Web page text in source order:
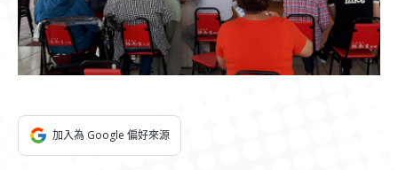
加入為 Google 偏好來源